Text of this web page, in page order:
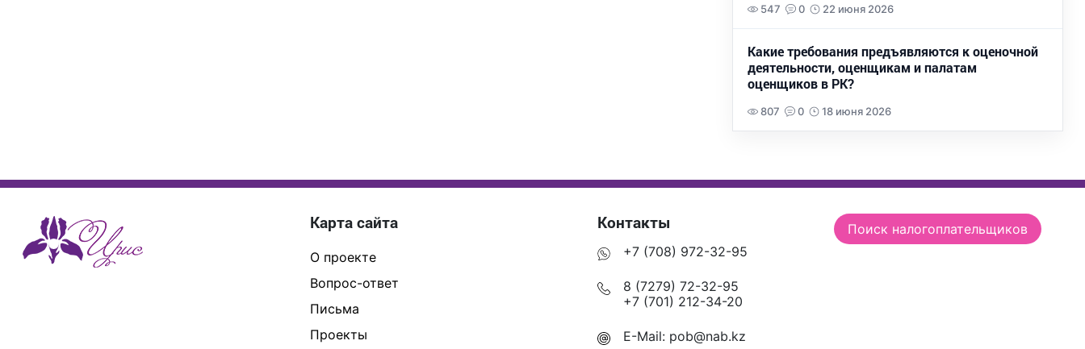
547 0 22 июня 2026
Какие требования предъявляются к оценочной
деятельности, оценщикам и палатам
оценщиков в РК?
807 0 18 июня 2026
Карта сайта
О проекте
Вопрос-ответ
Письма
Проекты
Контакты
+7 (708) 972-32-95
8 (7279) 72-32-95
+7 (701) 212-34-20
E-Mail: pob@nab.kz
Поиск налогоплательщиков